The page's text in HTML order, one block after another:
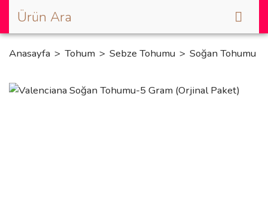
Anasayfa Tohum Sebze Tohumu Soğan Tohumu